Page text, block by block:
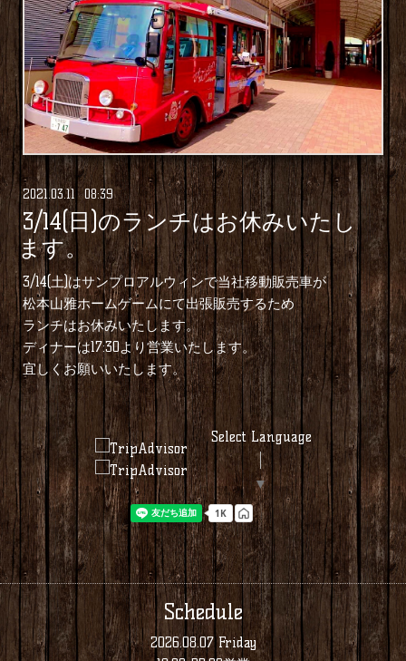
2021.03.11 08:39
3/14(日)のランチはお休みいたし
ます。
3/14(土)はサンプロアルウィンで当社移動販売車が
松本山雅ホームゲームにて出張販売するため
ランチはお休みいたします。
ディナーは17:30より営業いたします。
宜しくお願いいたします。
Select Language
▼
Schedule
2026.08.07 Friday